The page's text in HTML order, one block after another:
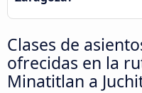
Clases de
ofrecidas en la
Minatitlan a